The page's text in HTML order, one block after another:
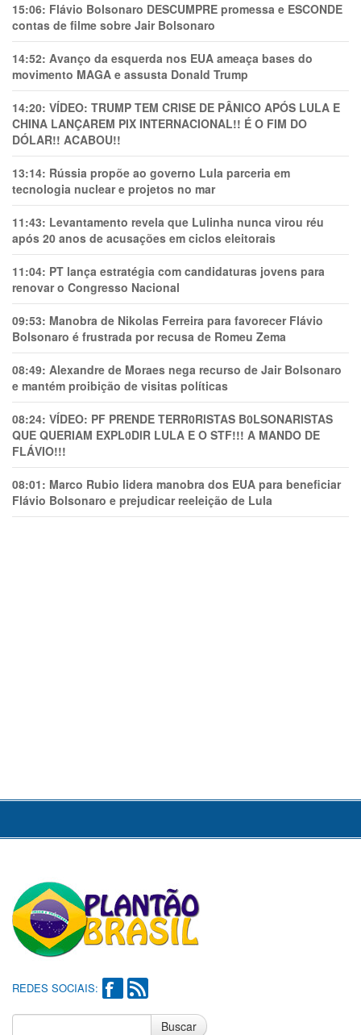
15:06: Flávio Bolsonaro DESCUMPRE promessa e ESCONDE
contas de filme sobre Jair Bolsonaro
14:52: Avanço da esquerda nos EUA ameaça bases do
movimento MAGA e assusta Donald Trump
14:20: VÍDEO: TRUMP TEM CRlSE DE PÂNlCO APÓS LULA E
CHINA LANÇAREM PIX INTERNACIONAL!! É O FIM DO
DÓLAR!! ACABOU!!
13:14: Rússia propõe ao governo Lula parceria em
tecnologia nuclear e projetos no mar
11:43: Levantamento revela que Lulinha nunca virou réu
após 20 anos de acusações em ciclos eleitorais
11:04: PT lança estratégia com candidaturas jovens para
renovar o Congresso Nacional
09:53: Manobra de Nikolas Ferreira para favorecer Flávio
Bolsonaro é frustrada por recusa de Romeu Zema
08:49: Alexandre de Moraes nega recurso de Jair Bolsonaro
e mantém proibição de visitas políticas
08:24: VÍDEO: PF PRENDE TERR0RlSTAS B0LSONARlSTAS
QUE QUERIAM EXPL0DlR LULA E O STF!!! A MANDO DE
FLÁVIO!!!
08:01: Marco Rubio lidera manobra dos EUA para beneficiar
Flávio Bolsonaro e prejudicar reeleição de Lula
REDES SOCIAIS:
Buscar